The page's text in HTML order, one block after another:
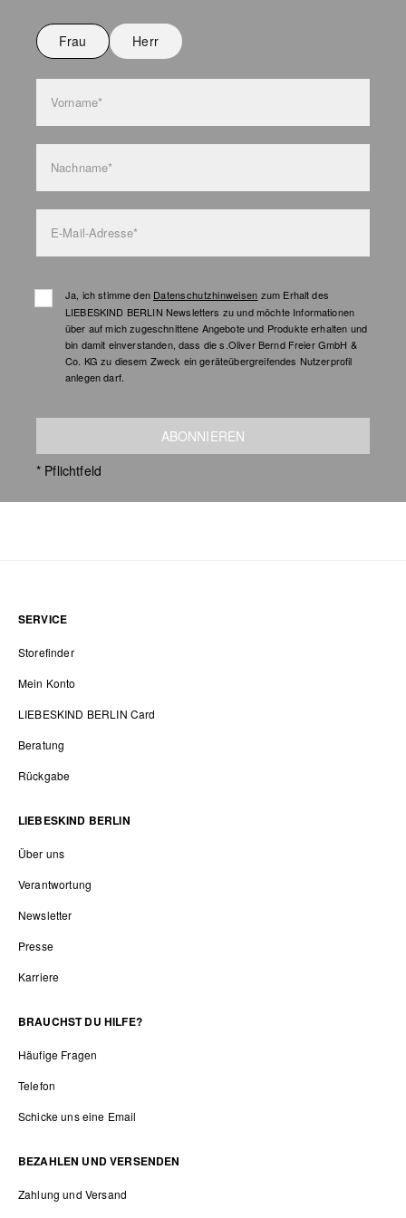
Nicht waschen
Frau Herr
Vorname*
Nachname*
E-Mail-Adresse*
Ja, ich stimme den Datenschutzhinweisen zum Erhalt des
LIEBESKIND BERLIN Newsletters zu und möchte Informationen
über auf mich zugeschnittene Angebote und Produkte erhalten und
bin damit einverstanden, dass die s.Oliver Bernd Freier GmbH &
Co. KG zu diesem Zweck ein geräteübergreifendes Nutzerprofil
anlegen darf.
ABONNIEREN
* Pflichtfeld
SERVICE
Storefinder
Mein Konto
LIEBESKIND BERLIN Card
Beratung
Rückgabe
LIEBESKIND BERLIN
Über uns
Verantwortung
Newsletter
Presse
Karriere
BRAUCHST DU HILFE?
Häufige Fragen
Telefon
Schicke uns eine Email
BEZAHLEN UND VERSENDEN
Zahlung und Versand